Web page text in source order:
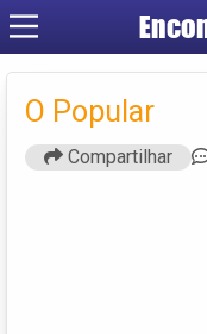
O Popular
Compartilhar